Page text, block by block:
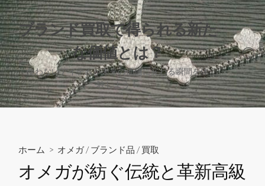
コ
ン
テ
ン
ツ
へ
ス
キ
ブランド買取で得られる新た
な価値とは？
使わないアイテムが未来の価値に変わる瞬間を体
験しよう！
検
索
切
り
替
ホーム > オメガ /ブランド品 /買取
オメガが紡ぐ伝統と革新高級